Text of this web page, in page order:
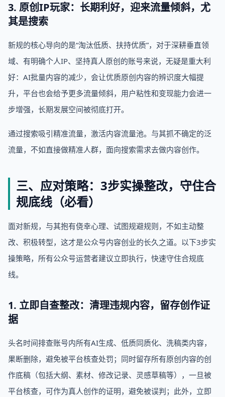
3. 原创IP玩家：长期利好，迎来流量倾斜，尤
其是搜索
新规的核心导向的是“淘汰低质、扶持优质”，对于深耕垂直领
域、有明确个人IP、坚持真人原创的账号来说，无疑是重大利
好：AI批量内容的减少，会让优质原创内容的辨识度大幅提
升，平台也会给予更多流量倾斜，用户粘性和变现能力会进一
步增强，长期发展空间被彻底打开。
通过搜索吸引精准流量，激活内容流量池。与其抓不确定的泛
流量，不如直接做精准人群，面向搜索需求去做内容创作。
三、应对策略：3步实操整改，守住合
规底线（必看）
面对新规，与其抱有侥幸心理、试图规避规则，不如主动整
改、积极转型，这才是公众号内容创业的长久之道。以下3步实
操策略，所有公众号运营者建议立即执行，快速守住合规底
线。
1. 立即自查整改：清理违规内容，留存创作证
据
头名时间排查账号内所有AI生成、低质同质化、洗稿类内容，
果断删除，避免被平台核查处罚；同时留存所有原创内容的创
作底稿（包括大纲、素材、修改记录、灵感草稿等），一旦被
平台核查，可作为真人创作的证明，避免被误判；此外，立即